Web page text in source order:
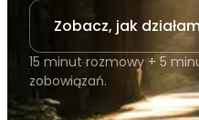
Zobacz, jak
15 minut rozmowy + 5
zobowiązań.